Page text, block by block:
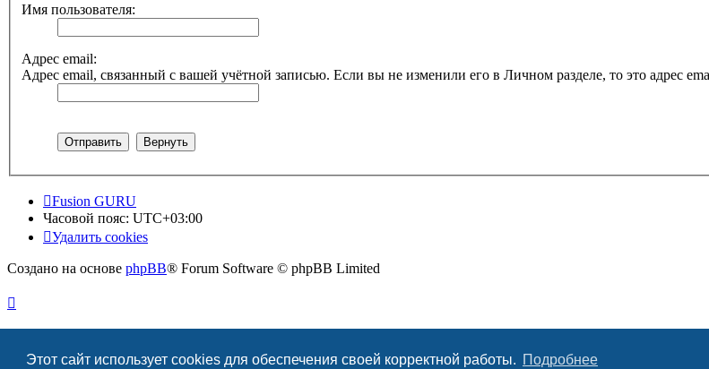
Этот сайт использует cookies для обеспечения своей корректной работы. Подробнее
Имя пользователя:
Адрес email:
Адрес email, связанный с вашей учётной записью. Если вы не изменили его в Личном разделе, то это адрес
Fusion GURU
Часовой пояс: UTC+03:00
Удалить cookies
Создано на основе phpBB® Forum Software © phpBB Limited